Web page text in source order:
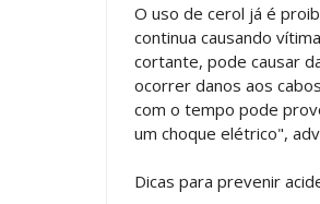
O uso de cerol já é
continua causando
cortante, pode causar
ocorrer danos aos
com o tempo pode
um choque elétrico",
Dicas para prevenir